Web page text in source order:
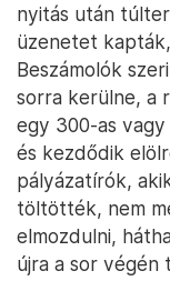
nyitás után
üzenetet
Beszámolók
sorra kerülne, a
egy 300-as vagy
és kezdődik
pályázatírók,
töltötték, nem
elmozdulni,
újra a sor végén